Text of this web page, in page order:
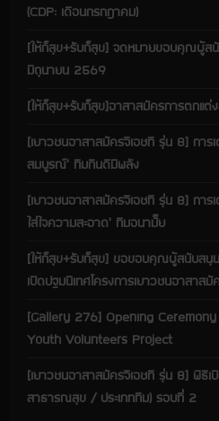
g
(CDP: เดือนกรกฎาคม)
[ให้ก็สุข+รับก็สุข] จดหมายขอบคุณผู้สนั
มิถุนายน 2569
[ให้ก็สุข+รับก็สุข]อาสาสมัครการตกแต่
[เยาวชนอาสาสมัครจีเอชที รุ่น 8] การ
สมบูรณ์’ ทีมกินดีมีพลัง
[เยาวชนอาสาสมัครจีเอชที รุ่น 8] การเ
ใส่ใจความสะอาด’ ทีมอนามั๊ย
[ให้ก็สุข+รับก็สุข] ขอขอบคุณผู้สนับสนุ
เปิดปฐมนิเทศโครงการเยาวชนอาสาส
[Gallery 276] Opening
Youth Volunteers Project
[เยาวชนอาสาสมัครจีเอชที รุ่น 8] พิธีเ
สาธารณสุข / ประเภททีม) รอบที่ 2